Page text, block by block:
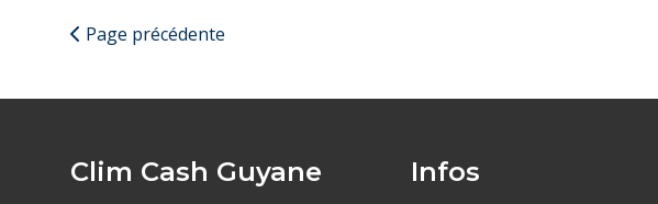
Page précédente
Clim Cash Guyane Infos